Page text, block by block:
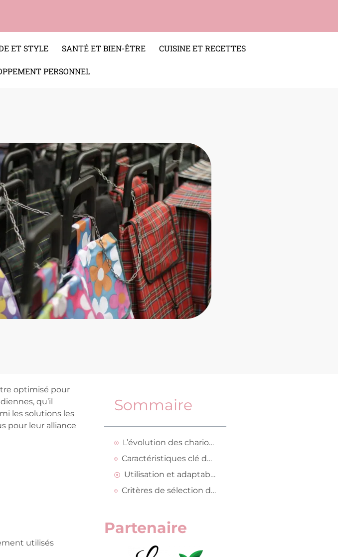
ET STYLE SANTÉ ET BIEN-ÊTRE CUISINE ET RECETTES
PERSONNEL
optimisé pour
qu’il
les solutions les
pour leur alliance
utilisés
Sommaire
L’évolution des chariots de course
Caractéristiques clé des chariots Andersen
Utilisation et adaptabilité
Critères de sélection d’un chariot de course
Partenaire